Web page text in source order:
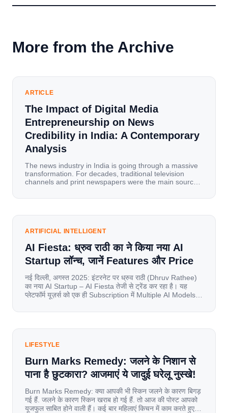
More from the Archive
ARTICLE
The Impact of Digital Media
Entrepreneurship on News
Credibility in India: A Contemporary
Analysis
The news industry in India is going through a massive
transformation. For decades, traditional television
channels and print newspapers were the main sources
mobile data, affordable smartphones, and high-speed
has become a mobile-first market where consumers
ARTIFICIAL INTELLIGENT
AI Fiesta: ध्रुव राठी का ने किया नया AI
Startup लॉन्च, जानें Features और Price
नई दिल्ली, अगस्त 2025: इंटरनेट पर ध्रुव राठी (Dhruv Rathee)
का नया AI Startup – AI Fiesta तेजी से ट्रेंड कर रहा है। यह
प्लेटफॉर्म यूज़र्स को एक ही Subscription में Multiple AI Models
यूज़र्स का जबरदस्त रिस्पॉन्स लॉन्च के तुरंत […]
LIFESTYLE
Burn Marks Remedy: जलने के निशान से
पाना है छुटकारा? आजमाएं ये जादुई घरेलू नुस्खे!
Burn Marks Remedy: क्या आपकी भी स्किन जलने के कारण बिगड़
गई हैं. जलने के कारण स्किन खराब हो गई हैं. तो आज की पोस्ट आपको
यूजफुल साबित होने वाली हैं। कई बार महिलाएं किचन में काम करते हुए